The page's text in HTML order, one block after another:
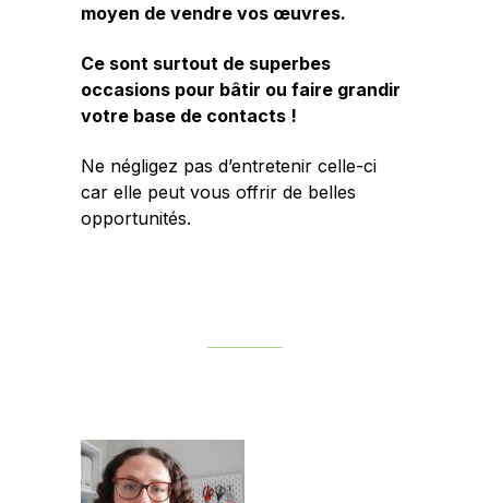
moyen de vendre vos œuvres.
Ce sont surtout de superbes
occasions pour bâtir ou faire grandir
votre base de contacts !
Ne négligez pas d’entretenir celle-ci
car elle peut vous offrir de belles
opportunités.